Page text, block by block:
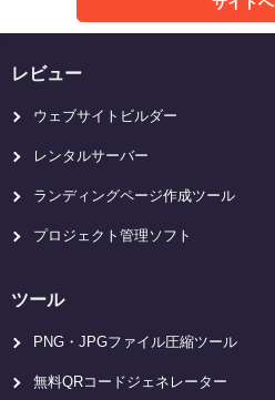
レビュー
ウェブサイトビルダー
レンタルサーバー
ランディングページ作成ツール
プロジェクト管理ソフト
ツール
PNG・JPGファイル圧縮ツール
無料QRコードジェネレーター